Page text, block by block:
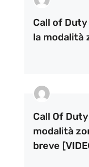
Call of
la modalità
Call Of
modalità
breve